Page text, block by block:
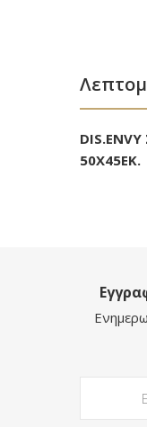
50Χ45ΕΚ.